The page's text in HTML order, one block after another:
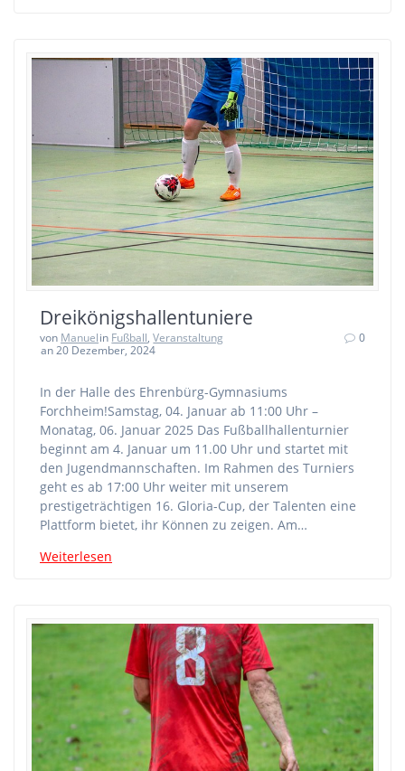
Dreikönigshallentuniere
von Manuelin Fußball,Veranstaltung
an 20 Dezember, 2024
0
In der Halle des Ehrenbürg-Gymnasiums
Forchheim!Samstag, 04. Januar ab 11:00 Uhr –
Monatag, 06. Januar 2025 Das Fußballhallenturnier
beginnt am 4. Januar um 11.00 Uhr und startet mit
den Jugendmannschaften. Im Rahmen des Turniers
geht es ab 17:00 Uhr weiter mit unserem
prestigeträchtigen 16. Gloria-Cup, der Talenten eine
Plattform bietet, ihr Können zu zeigen. Am…
Weiterlesen